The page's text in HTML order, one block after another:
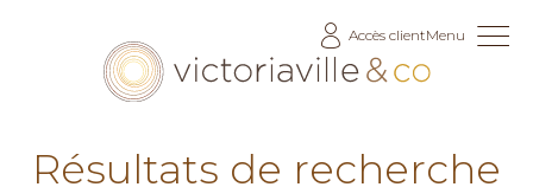
Accès clientMenu
Résultats de recherche